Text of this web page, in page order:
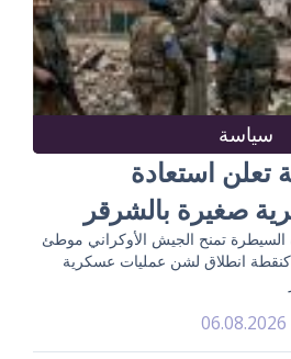
سياسة
تعلن استعادة
صغيرة بالشرقر
السيطرة تمنح الجيش الأوكراني موطئ
انطلاق لشن عمليات عسكرية
06.08.2026